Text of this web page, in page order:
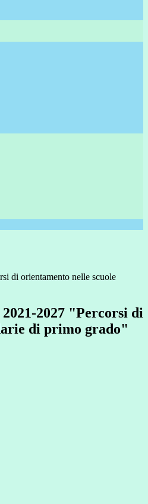
di orientamento nelle scuole
2027 "Percorsi di
di primo grado"